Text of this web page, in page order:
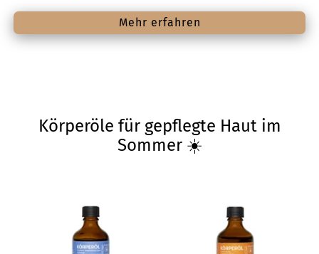
Mehr erfahren
Körperöle für gepflegte Haut im
Sommer ☀️